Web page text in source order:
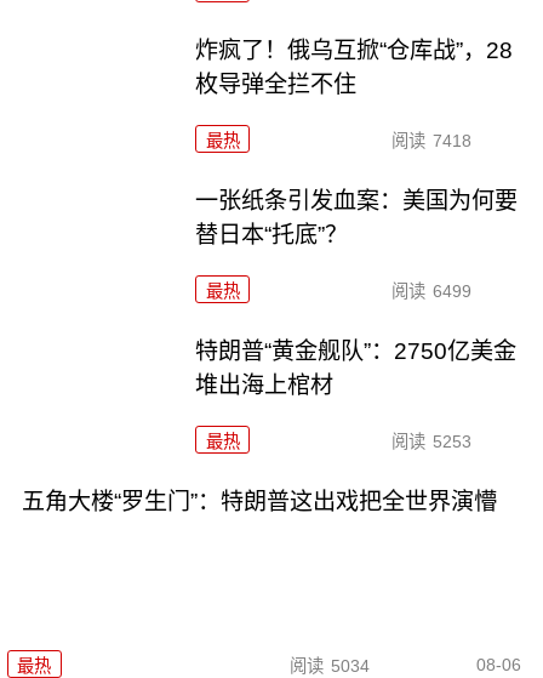
炸疯了！俄乌互掀“仓库战”，28
枚导弹全拦不住
最热 阅读 7418
一张纸条引发血案：美国为何要
替日本“托底”？
最热 阅读 6499
特朗普“黄金舰队”：2750亿美金
堆出海上棺材
最热 阅读 5253
五角大楼“罗生门”：特朗普这出戏把全世界演懵
最热 阅读 5034 08-06